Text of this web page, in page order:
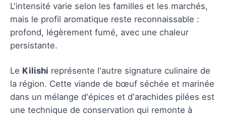
L'intensité varie selon les familles et les marchés,
mais le profil aromatique reste reconnaissable :
profond, légèrement fumé, avec une chaleur
persistante.
Le Kilishi représente l'autre signature culinaire de
la région. Cette viande de bœuf séchée et marinée
dans un mélange d'épices et d'arachides pilées est
une technique de conservation qui remonte à